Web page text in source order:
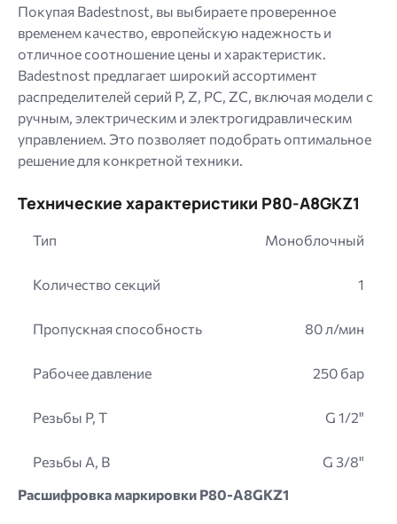
Покупая Badestnost, вы выбираете проверенное
временем качество, европейскую надежность и
отличное соотношение цены и характеристик.
Badestnost предлагает широкий ассортимент
распределителей серий P, Z, PC, ZC, включая модели с
ручным, электрическим и электрогидравлическим
управлением. Это позволяет подобрать оптимальное
решение для конкретной техники.
Технические характеристики P80-A8GKZ1
Тип Моноблочный
Количество секций 1
Пропускная способность 80 л/мин
Рабочее давление 250 бар
Резьбы P, T G 1/2"
Резьбы A, B
G 3/8"
Расшифровка маркировки P80-A8GKZ1